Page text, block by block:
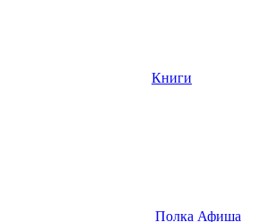
Книги
Полка Афиша